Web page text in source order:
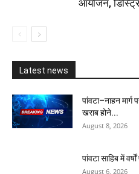
आयोजन,
Latest news
पांवटा–नाहन
खराब होने...
August 8, 2026
पांवटा साहिब में
August 6, 2026